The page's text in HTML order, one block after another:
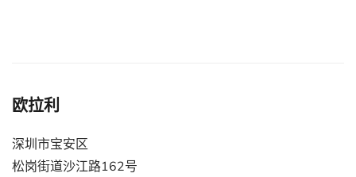
欧拉利
深圳市宝安区
松岗街道沙江路162号